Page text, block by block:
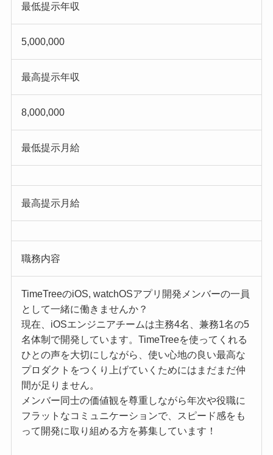
最低提示年収
5,000,000
最高提示年収
8,000,000
最低提示月給
最高提示月給
職務内容
TimeTreeのiOS, watchOSアプリ開発メンバーの一員
として一緒に働きませんか？
現在、iOSエンジニアチームは主務4名、兼務1名の5
名体制で開発しています。TimeTreeを使ってくれる
ひとの声を大切にしながら、使い心地の良い最高な
プロダクトをつくり上げていくためにはまだまだ仲
間が足りません。
メンバー同士の価値観を尊重しながら年次や役職に
フラットなコミュニケーションで、スピード感をも
って開発に取り組める方を募集しています！